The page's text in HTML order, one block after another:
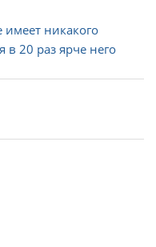
имеет никакого
в 20 раз ярче него